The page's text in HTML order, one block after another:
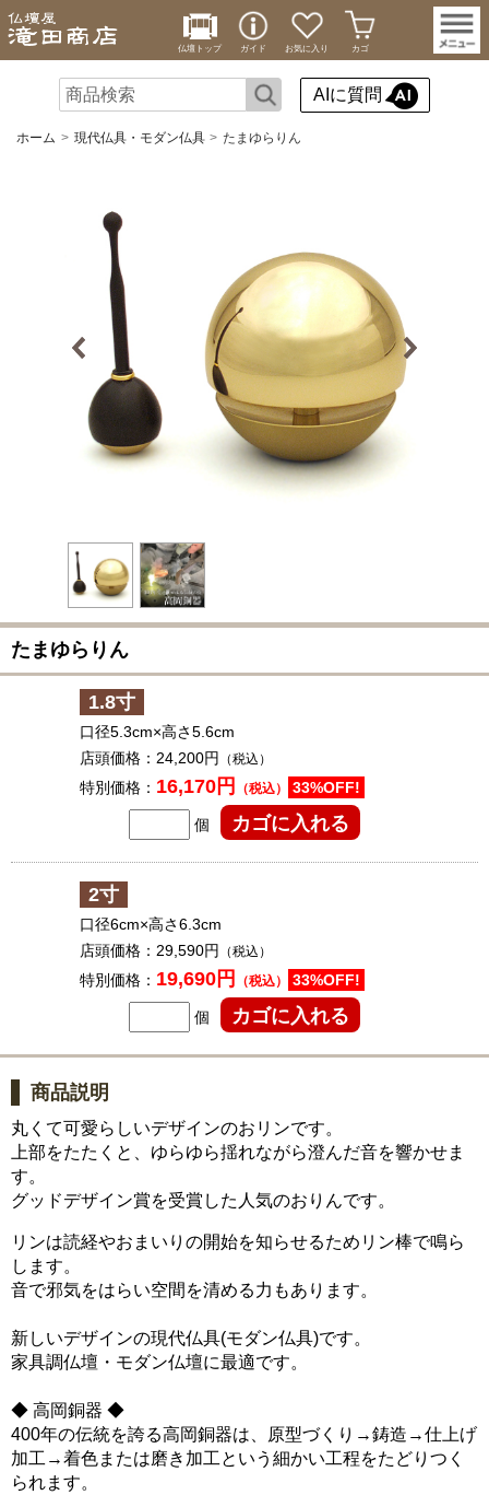
仏壇トップ ガイド お気に入り カゴ
AIに質問
ホーム 現代仏具・モダン仏具 たまゆらりん
たまゆらりん
1.8寸
口径5.3cm×高さ5.6cm
店頭価格： 24,200円 （税込）
特別価格： 16,170円 （税込） 33%OFF!
個
2寸
口径6cm×高さ6.3cm
店頭価格： 29,590円 （税込）
特別価格： 19,690円 （税込） 33%OFF!
個
商品説明
丸くて可愛らしいデザインのおリンです。
上部をたたくと、ゆらゆら揺れながら澄んだ音を響かせま
す。
グッドデザイン賞を受賞した人気のおりんです。
リンは読経やおまいりの開始を知らせるためリン棒で鳴ら
します。
音で邪気をはらい空間を清める力もあります。
新しいデザインの現代仏具(モダン仏具)です。
家具調仏壇・モダン仏壇に最適です。
◆ 高岡銅器 ◆
400年の伝統を誇る高岡銅器は、原型づくり→鋳造→仕上げ
加工→着色または磨き加工という細かい工程をたどりつく
られます。